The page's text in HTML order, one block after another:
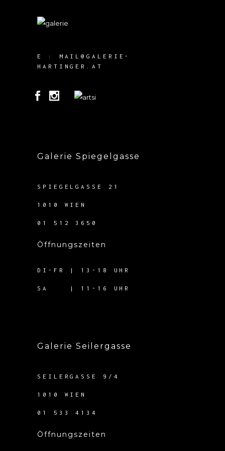
E :
MAIL@GALERIE-
HARTINGER.AT
Galerie Spiegelgasse
SPIEGELGASSE 21
1010 WIEN
01 512 3650
Öffnungszeiten
DI-FR | 13-18 UHR
SA | 11-16 UHR
Galerie Seilergasse
SEILERGASSE 9/4
1010 WIEN
01 533 4134
Öffnungszeiten